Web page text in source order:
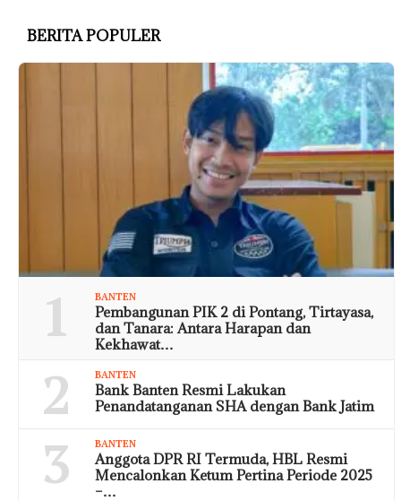
BERITA POPULER
1 BANTEN
Pembangunan PIK 2 di Pontang, Tirtayasa,
dan Tanara: Antara Harapan dan
Kekhawat…
2 BANTEN
Bank Banten Resmi Lakukan
Penandatanganan SHA dengan Bank Jatim
3 BANTEN
Anggota DPR RI Termuda, HBL Resmi
Mencalonkan Ketum Pertina Periode 2025
–…